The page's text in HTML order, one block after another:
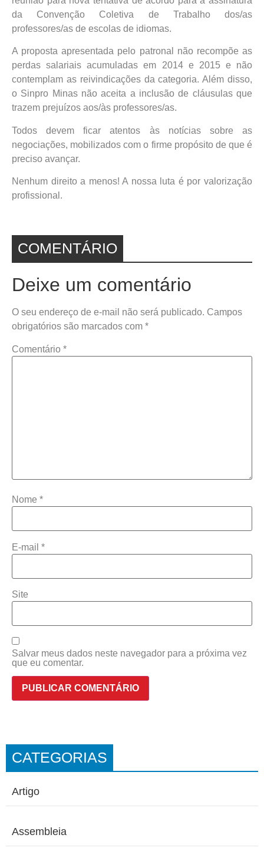
da Convenção Coletiva de Trabalho dos/as
professores/as de escolas de idiomas.
A proposta apresentada pelo patronal não recompõe as
perdas salariais acumuladas em 2014 e 2015 e não
contemplam as reivindicações da categoria. Além disso,
o Sinpro Minas não aceita a inclusão de cláusulas que
trazem prejuízos aos/às professores/as.
Todos devem ficar atentos às notícias sobre as
negociações, mobilizados com o firme propósito de que é
preciso avançar.
Nenhum direito a menos! A nossa luta é por valorização
profissional.
COMENTÁRIO
Deixe um comentário
O seu endereço de e-mail não será publicado. Campos
obrigatórios são marcados com *
Comentário *
Nome *
E-mail *
Site
Salvar meus dados neste navegador para a próxima vez
que eu comentar.
CATEGORIAS
Artigo
Assembleia